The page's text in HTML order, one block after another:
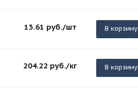
13.61 руб./шт В корзину
204.22 руб./кг В корзину